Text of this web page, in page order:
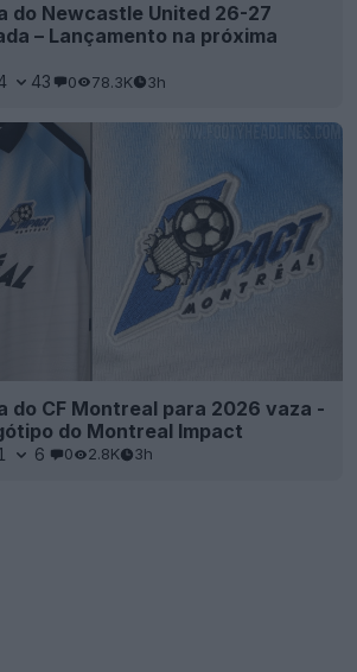
do Newcastle United 26-27
– Lançamento na próxima
43 0 78.3K 3h
do CF Montreal para 2026 vaza -
do Montreal Impact
6 0 2.8K 3h